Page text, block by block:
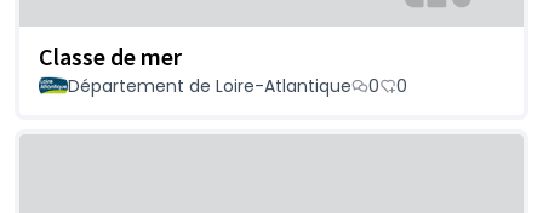
Classe de mer
Département de Loire-Atlantique 0 0